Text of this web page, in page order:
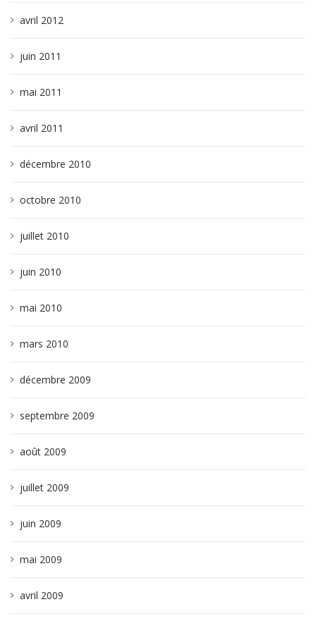
avril 2012
juin 2011
mai 2011
avril 2011
décembre 2010
octobre 2010
juillet 2010
juin 2010
mai 2010
mars 2010
décembre 2009
septembre 2009
août 2009
juillet 2009
juin 2009
mai 2009
avril 2009